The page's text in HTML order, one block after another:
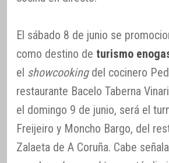
El sábado 8 de junio se
como destino de turismo
el showcookingdel cocinero
restaurante Bacelo Taberna
el domingo 9 de junio, será el
Freijeiro y Moncho Bargo, del
Zalaeta de A Coruña. Cabe